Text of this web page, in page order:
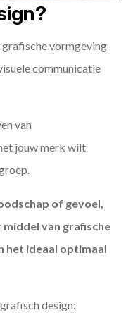
vormgeving
communicatie
van
jouw merk wilt
of gevoel,
van grafische
het ideaal optimaal
design: